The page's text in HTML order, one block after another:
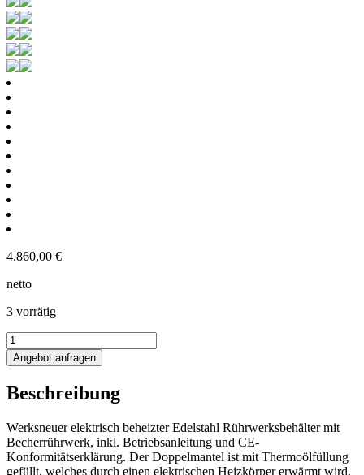
4.860,00 €
netto
3 vorrätig
152L
elektrisch
beheizter
mit
Menge
Angebot anfragen
Beschreibung
Werksneuer elektrisch beheizter Edelstahl Rührwerksbehälter mit
Becherrührwerk, inkl. Betriebsanleitung und CE-
Konformitätserklärung. Der Doppelmantel ist mit Thermoölfüllung
gefüllt, welches durch einen elektrischen Heizkörper erwärmt wird.